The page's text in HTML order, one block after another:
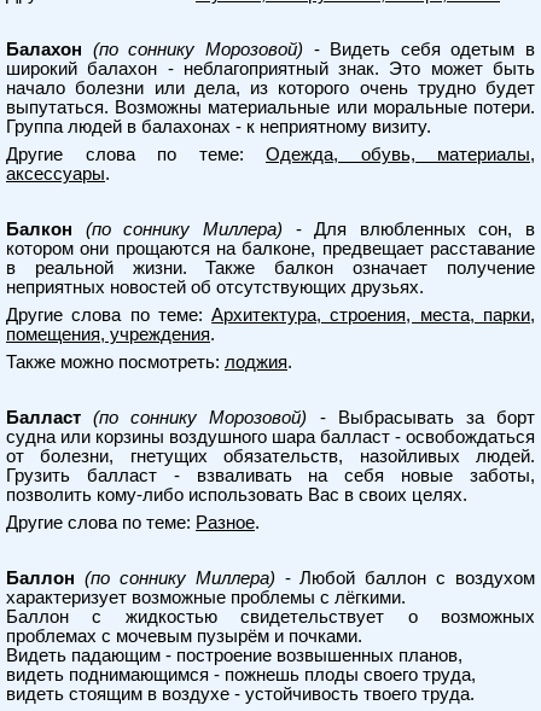
Балахон (по соннику Морозовой) - Видеть себя одетым в
широкий балахон - неблагоприятный знак. Это может быть
начало болезни или дела, из которого очень трудно будет
выпутаться. Возможны материальные или моральные потери.
Группа людей в балахонах - к неприятному визиту.
Другие слова по теме: Одежда, обувь, материалы,
аксессуары.
Балкон (по соннику Миллера) - Для влюбленных сон, в
котором они прощаются на балконе, предвещает расставание
в реальной жизни. Также балкон означает получение
неприятных новостей об отсутствующих друзьях.
Другие слова по теме:Архитектура, строения, места, парки,
помещения, учреждения.
Также можно посмотреть: лоджия.
Балласт (по соннику Морозовой) - Выбрасывать за борт
судна или корзины воздушного шара балласт - освобождаться
от болезни, гнетущих обязательств, назойливых людей.
Грузить балласт - взваливать на себя новые заботы,
позволить кому-либо использовать Вас в своих целях.
Другие слова по теме: Разное.
Баллон (по соннику Миллера) - Любой баллон с воздухом
характеризует возможные проблемы с лёгкими.
Баллон с жидкостью свидетельствует о возможных
проблемах с мочевым пузырём и почками.
Видеть падающим - построение возвышенных планов,
видеть поднимающимся - пожнешь плоды своего труда,
видеть стоящим в воздухе - устойчивость твоего труда.